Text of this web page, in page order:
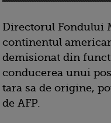
Directorul Fondului
continentul
demisionat din
conducerea unui
tara sa de origine,
de AFP.